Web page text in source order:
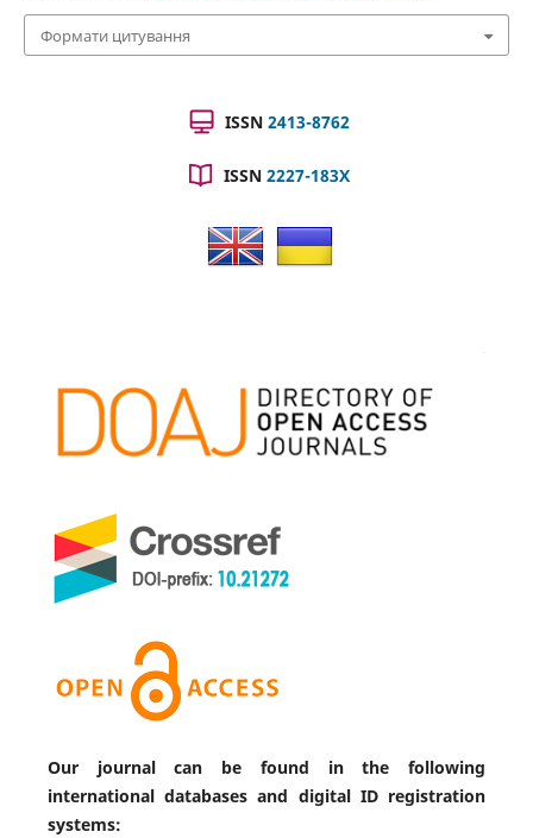
Формати цитування
ISSN 2413-8762
ISSN 2227-183X
Our journal can be found in the following
international databases and digital ID registration
systems: